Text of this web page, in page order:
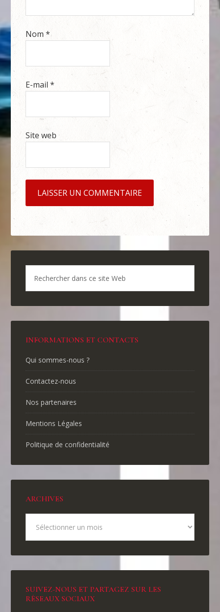
Nom*
E-mail*
Site web
INFORMATIONS ET CONTACTS
Qui sommes-nous ?
Contactez-nous
Nos partenaires
Mentions Légales
Politique de confidentialité
ARCHIVES
SUIVEZ-NOUS ET PARTAGEZ SUR LES
RÉSEAUX SOCIAUX